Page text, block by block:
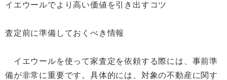
イエウールでより高い価値を引き出すコツ
査定前に準備しておくべき情報
イエウールを使って家査定を依頼する際には、事前準
備が非常に重要です。具体的には、対象の不動産に関す